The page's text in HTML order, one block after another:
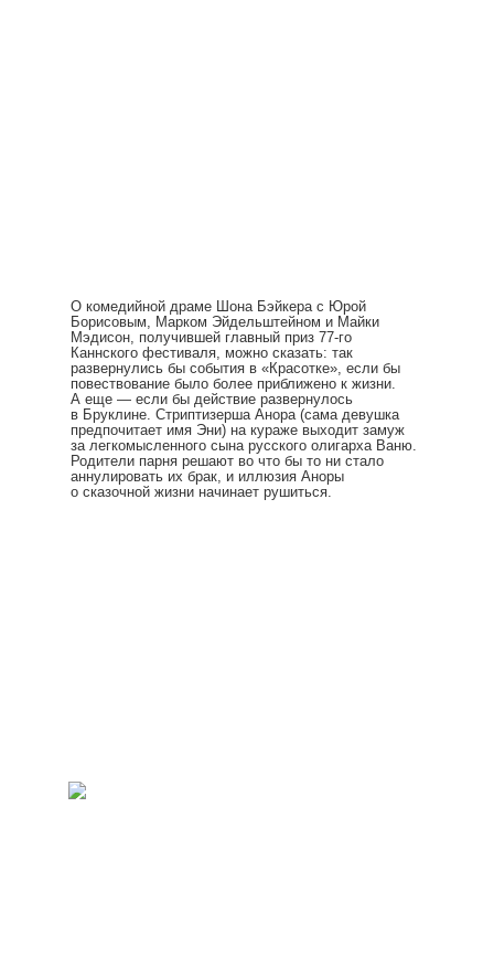
О комедийной драме Шона Бэйкера с Юрой
Борисовым, Марком Эйдельштейном и Майки
Мэдисон, получившей главный приз 77-го
Каннского фестиваля, можно сказать: так
развернулись бы события в «Красотке», если бы
повествование было более приближено к жизни.
А еще — если бы действие развернулось
в Бруклине. Стриптизерша Анора (сама девушка
предпочитает имя Эни) на кураже выходит замуж
за легкомысленного сына русского олигарха Ваню.
Родители парня решают во что бы то ни стало
аннулировать их брак, и иллюзия Аноры
о сказочной жизни начинает рушиться.